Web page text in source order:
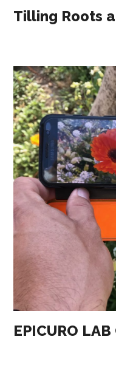
Tilling Roots
EPICURO